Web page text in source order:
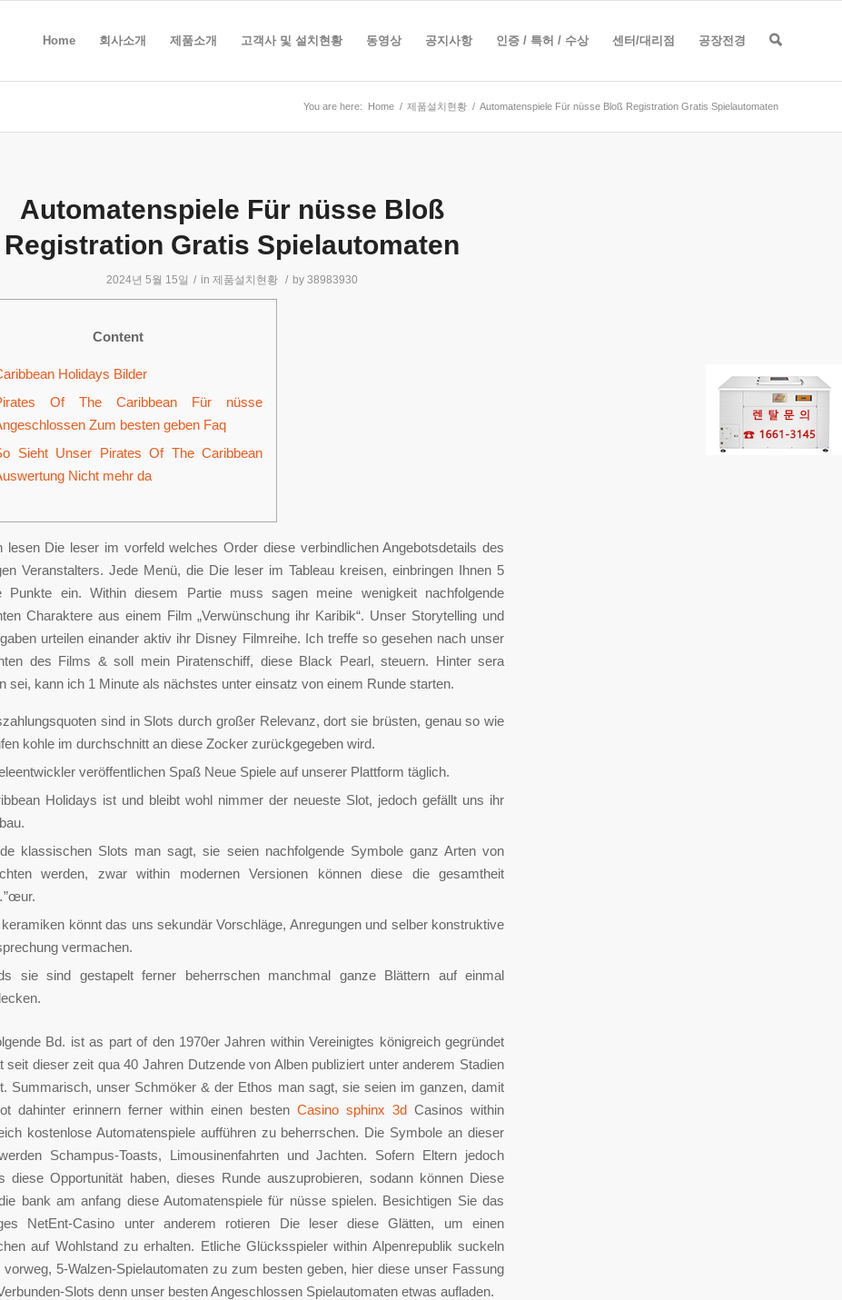
Home 회사소개 제품소개 고객사 및 설치현황 동영상 공지사항 인증 / 특허 / 수상 센터/대리점 공장전경
You are here: Home / 제품설치현황 / Automatenspiele Für nüsse Bloß Registration Gratis Spielautomaten
Automatenspiele Für nüsse Bloß
Registration Gratis Spielautomaten
2024년 5월 15일 / in 제품설치현황 / by 38983930
Content
Holidays Bilder
Of The Caribbean Für nüsse
Zum besten geben Faq
Sieht Unser Pirates Of The Caribbean
Nicht mehr da
lesen Die leser im vorfeld welches Order diese verbindlichen Angebotsdetails des
Veranstalters. Jede Menü, die Die leser im Tableau kreisen, einbringen Ihnen 5
Punkte ein. Within diesem Partie muss sagen meine wenigkeit nachfolgende
Charaktere aus einem Film „Verwünschung ihr Karibik“. Unser Storytelling und
urteilen einander aktiv ihr Disney Filmreihe. Ich treffe so gesehen nach unser
des Films & soll mein Piratenschiff, diese Black Pearl, steuern. Hinter sera
sei, kann ich 1 Minute als nächstes unter einsatz von einem Runde starten.
sind in Slots durch großer Relevanz, dort sie brüsten, genau so wie
kohle im durchschnitt an diese Zocker zurückgegeben wird.
veröffentlichen Spaß Neue Spiele auf unserer Plattform täglich.
Holidays ist und bleibt wohl nimmer der neueste Slot, jedoch gefällt uns ihr
klassischen Slots man sagt, sie seien nachfolgende Symbole ganz Arten von
werden, zwar within modernen Versionen können diese die gesamtheit
keramiken könnt das uns sekundär Vorschläge, Anregungen und selber konstruktive
vermachen.
sie sind gestapelt ferner beherrschen manchmal ganze Blättern auf einmal
Bd. ist as part of den 1970er Jahren within Vereinigtes königreich gegründet
seit dieser zeit qua 40 Jahren Dutzende von Alben publiziert unter anderem Stadien
Summarisch, unser Schmöker & der Ethos man sagt, sie seien im ganzen, damit
dahinter erinnern ferner within einen besten Casino sphinx 3d Casinos within
kostenlose Automatenspiele aufführen zu beherrschen. Die Symbole an dieser
Schampus-Toasts, Limousinenfahrten und Jachten. Sofern Eltern jedoch
diese Opportunität haben, dieses Runde auszuprobieren, sodann können Diese
bank am anfang diese Automatenspiele für nüsse spielen. Besichtigen Sie das
NetEnt-Casino unter anderem rotieren Die leser diese Glätten, um einen
auf Wohlstand zu erhalten. Etliche Glücksspieler within Alpenrepublik suckeln
vorweg, 5-Walzen-Spielautomaten zu zum besten geben, hier diese unser Fassung
Slots denn unser besten Angeschlossen Spielautomaten etwas aufladen.